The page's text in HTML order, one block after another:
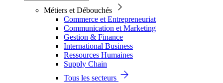
Métiers et Débouchés
Commerce et Entrepreneuriat
Communication et Marketing
Gestion & Finance
International Business
Ressources Humaines
Supply Chain
Tous les secteurs